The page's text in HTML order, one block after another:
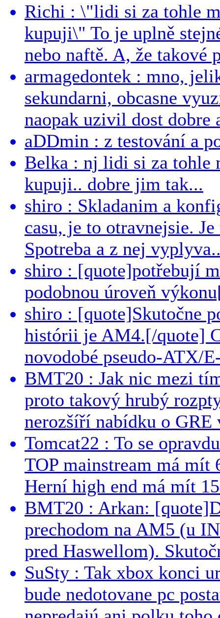
Richi : \"lidi si za tohle
kupuji\" To je uplně
nebo naftě. A, že takové
armagedontek : mno,
sekundarni, obcasne
naopak uzivil dost dobre
aDDmin : z testování a
Belka : nj lidi si za tohle
kupuji.. dobre jim tak...
shiro : Skladanim a
casu, je to otravnejsie.
Spotreba a z nej
shiro : [quote]potřebují
podobnou úroveň
shiro : [quote]Skutočne
histórii je AM4.[/quote]
novodobé pseudo-ATX/
BMT20 : Jak nic mezi
proto takový hrubý
nerozšíří nabídku o GRE
Tomcat22 : To se
TOP mainstream má
Herní high end má mít
BMT20 : Arkan:
prechodom na AM5 (u
pred Haswellom).
SuSty : Tak xbox konci
bude nedotovane pc